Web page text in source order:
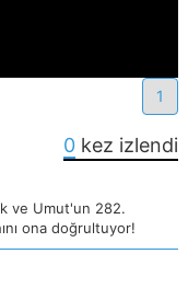
1
0 kez izlendi
ve Umut'un 282.
ona doğrultuyor!